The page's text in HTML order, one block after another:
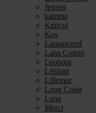
Jensen
kamma
Knitcol
Kos
Lamatweed
Lana Cotton
Leonora
Léttlopi
Lillemor
Long Color
Luna
Merci